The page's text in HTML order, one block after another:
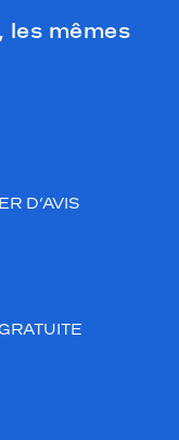
les mêmes
D’AVIS